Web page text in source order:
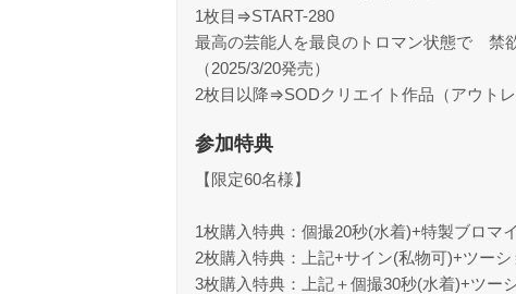
1枚目⇒START-280
最高の芸能人を最良のトロマン状態で
（2025/3/20発売）
2枚目以降⇒SODクリエイト作品（アウト
参加特典
【限定60名様】
1枚購入特典：個撮20秒(水着)+特製ブロマ
2枚購入特典：上記+サイン(私物可)+ツーシ
3枚購入特典：上記＋個撮30秒(水着)+ツー